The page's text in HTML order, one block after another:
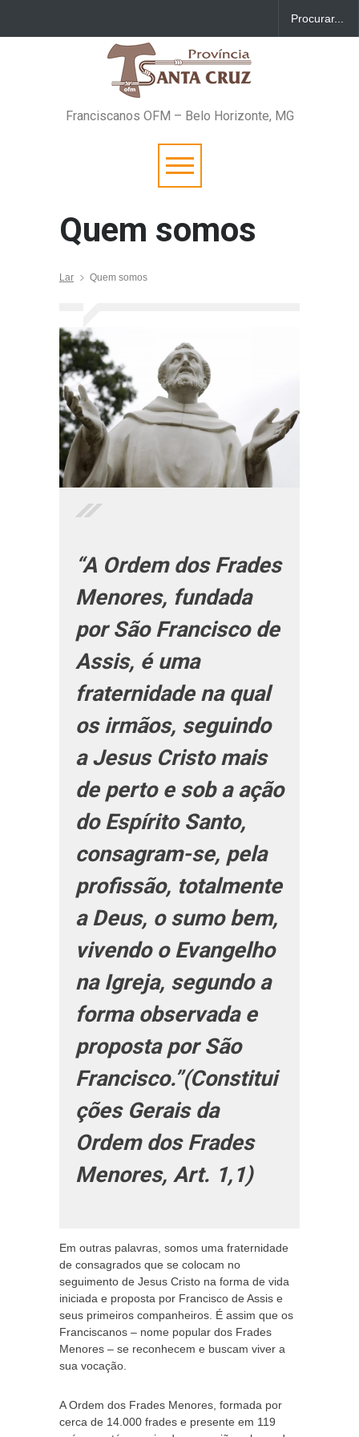
Franciscanos OFM – Belo Horizonte, MG
Quem somos
Lar Quem somos
“A Ordem dos Frades
Menores, fundada
por São Francisco de
Assis, é uma
fraternidade na qual
os irmãos, seguindo
a Jesus Cristo mais
de perto e sob a ação
do Espírito Santo,
consagram-se, pela
profissão, totalmente
a Deus, o sumo bem,
vivendo o Evangelho
na Igreja, segundo a
forma observada e
proposta por São
Francisco.”(Constitui
ções Gerais da
Ordem dos Frades
Menores, Art. 1,1)
Em outras palavras, somos uma fraternidade
de consagrados que se colocam no
seguimento de Jesus Cristo na forma de vida
iniciada e proposta por Francisco de Assis e
seus primeiros companheiros. É assim que os
Franciscanos – nome popular dos Frades
Menores – se reconhecem e buscam viver a
sua vocação.
A Ordem dos Frades Menores, formada por
cerca de 14.000 frades e presente em 119